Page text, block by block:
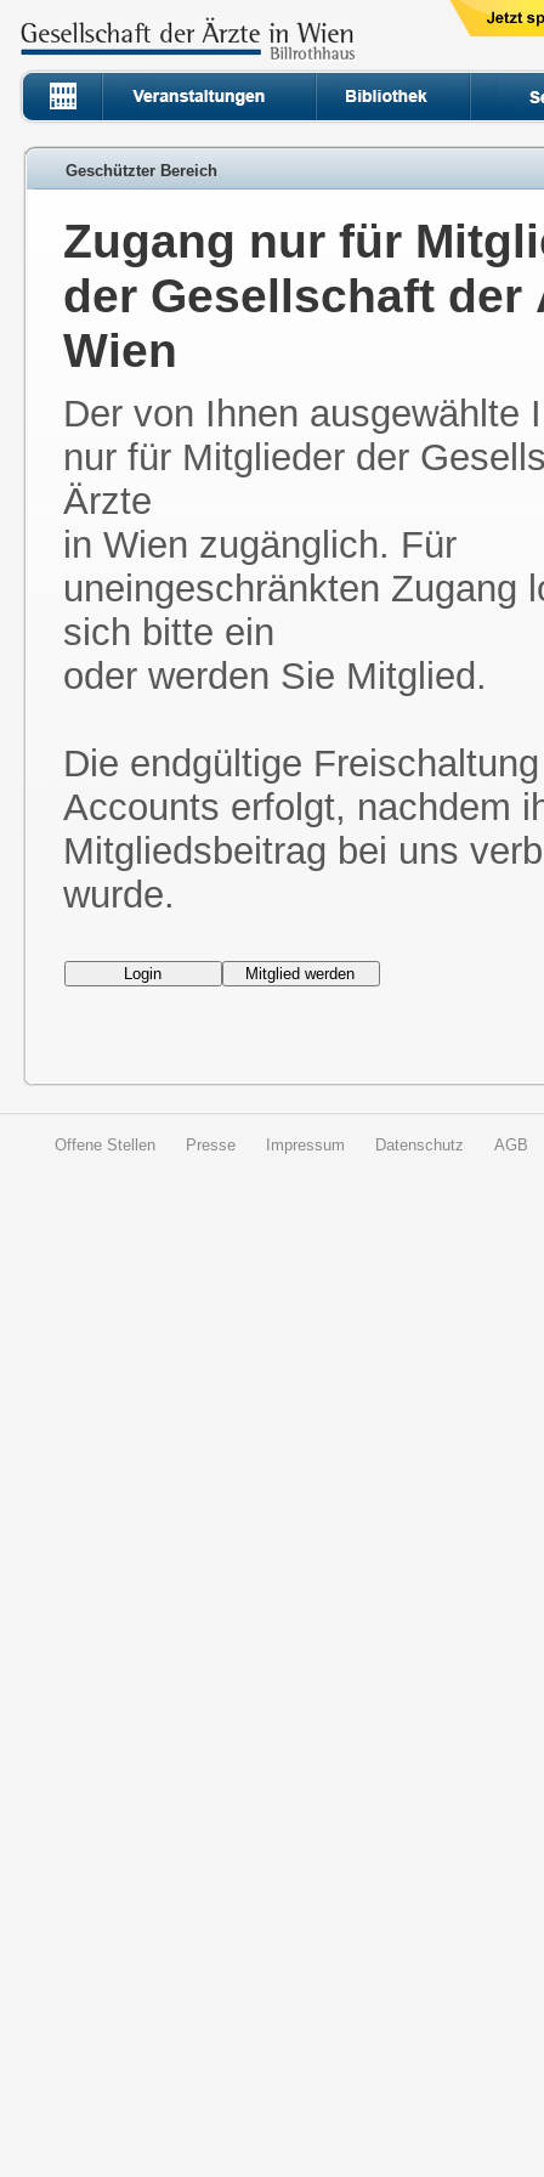
Geschützter Bereich
Zugang nur für
der Gesellschaft der
Wien
Der von Ihnen ausgewählte
nur für Mitglieder der
Ärzte
in Wien zugänglich. Für
uneingeschränkten Zugang
sich bitte ein
oder werden Sie Mitglied.
Die endgültige
Accounts erfolgt, nachdem
Mitgliedsbeitrag bei uns
wurde.
Offene Stellen Presse Impressum Datenschutz AGB